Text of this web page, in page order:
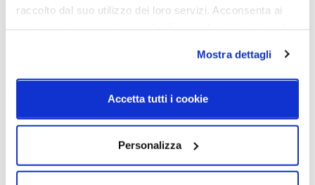
raccolto dal suo utilizzo dei loro servizi. Acconsenta ai
Mostra dettagli
Accetta tutti i cookie
Personalizza
Dimmerazione
Diffusore
Opalflex®, Lentiflex® con
IP